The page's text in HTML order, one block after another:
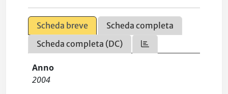
Scheda breve
Scheda completa
Scheda completa (DC)
Anno
2004